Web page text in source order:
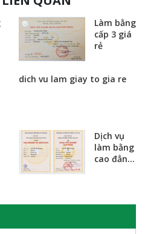
Làm bằng
cấp 3 giá
rẻ
dich vu lam giay to gia re
Dịch vụ
làm bằng
cao đẳng
quốc